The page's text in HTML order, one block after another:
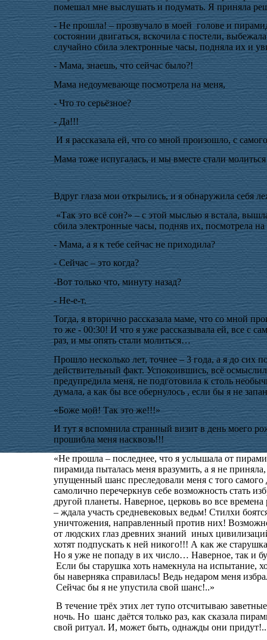
помешал мне выслушать и подумать. Я приняла
- Не прошла! – прозвучало в моей голове и
состоянии двигаться, вскочила с постели,
случайно сбила электронные часы, подняла их и
- Мама, знаешь, что сейчас было?!
Мама недоумевающе посмотрела на меня,
- Что то серьёзное?
- Да!!!
И я рассказала ей, что со мной произошло, с
Мама тоже испугалась, и мы вместе стали
Вдруг глаза мои открылись, и я обнаружила себя
«Так это всё сон?» – с этой мыслью я встала,
сбила электронные часы, подняв их, посмотрела
- Мама, а я к тебе сейчас не приходила?
- Сейчас – это когда?
-Вот только что, минуту назад?
- Не-е-т.
Тогда, я вторично рассказала маме, что со мной
то же - 00:30! И что я уже рассказывала ей, все с
раз, и мы опять стали молиться…
Прошло несколько лет, точнее – 3 года, а я до сих
действительный факт. Успокоившись, всё
предупредила меня, не подготовила к столь
думала, а как бы все обернулось , если бы я не
«Боже мой! Так это же!!!»
И тут я вспомнила странный визит в день моего
прошибла меня насквозь!!!
«Не прошла – последнее, что я услышала от
пирамида пыталась меня вразумить, а я не
упущенный шанс преследовали меня с того самого
самолично перечеркнув себе возможность стать
другой планеты. Наверное, церковь во все
– ждала участь средневековых ведьм! Стилхи
уничтожения, направленный против них!
от людских глаз древних знаний иных
хотят подпускать к ней никого!!! А как же
Но я уже не попаду в их число… Наверное, так и
Если бы старушка хоть намекнула на испытание,
бы наверняка справилась! Ведь недаром меня
Сейчас бы я не упустила свой шанс!..»
В течение трёх этих лет тупо отсчитываю
ночь. Но шанс даётся только раз, как сказала
свой ритуал. И, может быть, однажды они придут!..